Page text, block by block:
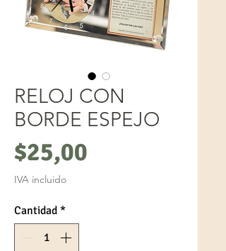
RELOJ CON
BORDE ESPEJO
$25,00
IVA incluido
Cantidad *